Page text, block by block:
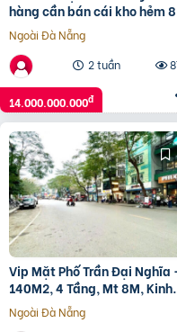
hàng cần bán cái kho hẻm
thông 815/10/5 hương lộ 2 p
bình trị đông a
Ngoài Đà Nẵng
2 tuần
14.000.000.000đ
Vip Mặt Phố Trần Đại Nghĩa
140M2, 4 Tầng, Mt 8M, Kinh
Doanh Đỉnh Giá 108 Tỷ
Ngoài Đà Nẵng